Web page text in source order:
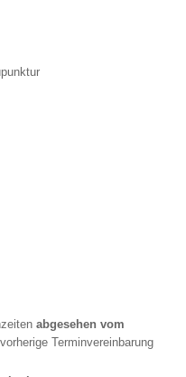
abgesehen vom
Terminvereinbarung